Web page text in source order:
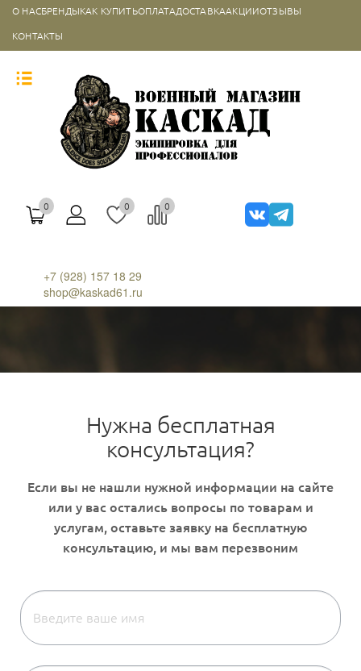
О НАСБРЕНДЫКАК КУПИТЬОПЛАТАДОСТАВКААКЦИИОТЗЫВЫ
КОНТАКТЫ
0 0 0
+7 (928) 157 18 29
shop@kaskad61.ru
Нужна бесплатная
консультация?